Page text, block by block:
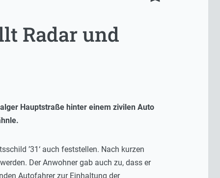
Radar und
Hauptstraße hinter einem zivilen Auto
’31‘ auch feststellen. Nach kurzen
Der Anwohner gab auch zu, dass er
Autofahrer zur Einhaltung der